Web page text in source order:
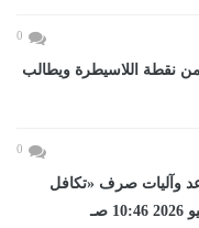
0
نقطة اللاسيطرة ويطالب
0
جنيه.. موعد وآليات صرف «تكافل